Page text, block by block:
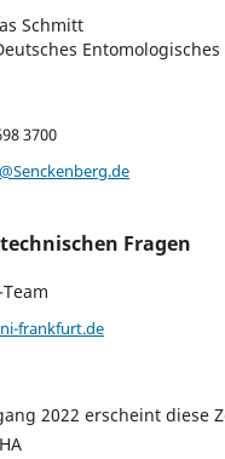
Schmitt
3700
Fragen
frankfurt.de
2022 erscheint diese